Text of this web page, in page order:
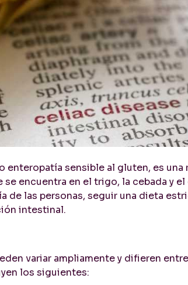
enteropatía sensible al gluten, es
encuentra en el trigo, la cebada y
de las personas, seguir una dieta
intestinal.
variar ampliamente y difieren
los siguientes: